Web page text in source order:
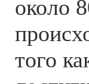
около
того